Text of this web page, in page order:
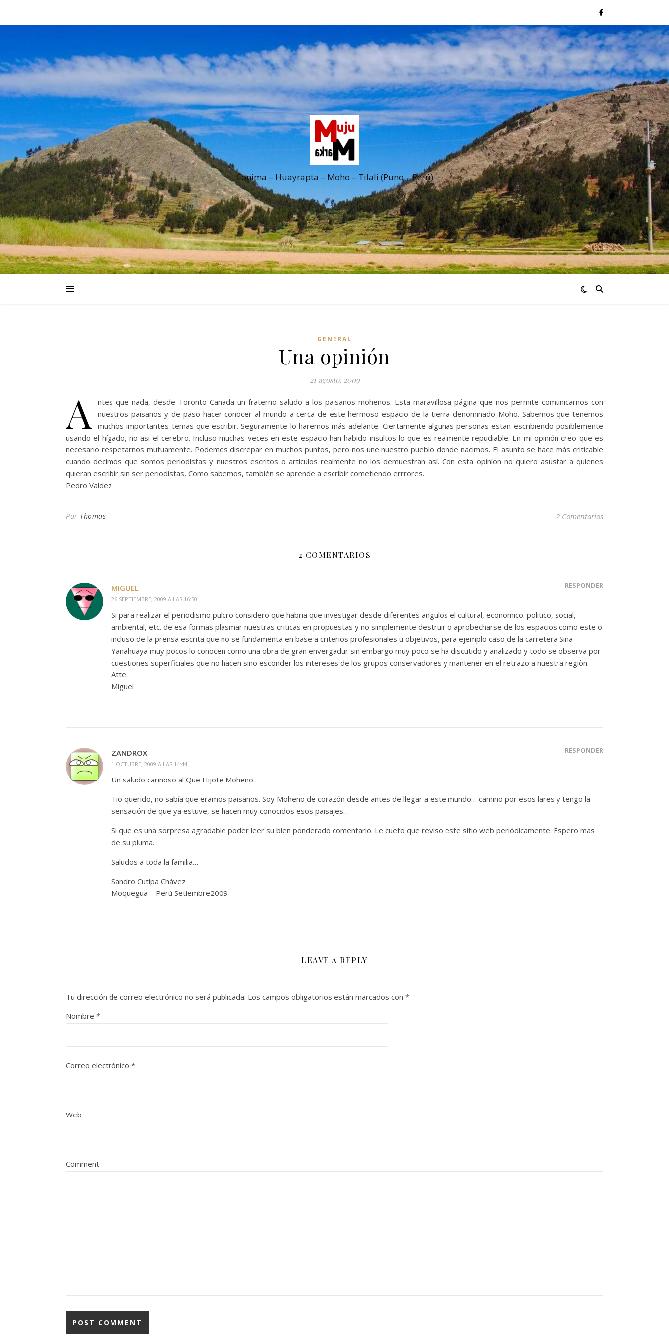
Conima – Huayrapta – Moho – Tilali (Puno – Perú)
GENERAL
Una opinión
21 agosto, 2009
A
ntes que nada, desde Toronto Canada un fraterno saludo a los paisanos moheños. Esta maravillosa página que nos permite comunicarnos con
nuestros paisanos y de paso hacer conocer al mundo a cerca de este hermoso espacio de la tierra denominado Moho. Sabemos que tenemos
muchos importantes temas que escribir. Seguramente lo haremos más adelante. Ciertamente algunas personas estan escribiendo posiblemente
usando el hígado, no asi el cerebro. Incluso muchas veces en este espacio han habido insultos lo que es realmente repudiable. En mi opinión creo que es
necesario respetarnos mutuamente. Podemos discrepar en muchos puntos, pero nos une nuestro pueblo donde nacimos. El asunto se hace más criticable
cuando decimos que somos periodistas y nuestros escritos o artículos realmente no los demuestran así. Con esta opiníon no quiero asustar a quienes
quieran escribir sin ser periodistas, Como sabemos, también se aprende a escribir cometiendo errrores.
Pedro Valdez
Por Thomas 2 Comentarios
2 COMENTARIOS
MIGUEL
26 SEPTIEMBRE, 2009 A LAS 16:50
RESPONDER
Si para realizar el periodismo pulcro considero que habria que investigar desde diferentes angulos el cultural, economico. politico, social,
ambiental, etc. de esa formas plasmar nuestras criticas en propuestas y no simplemente destruir o aprobecharse de los espacios como este o
incluso de la prensa escrita que no se fundamenta en base a criterios profesionales u objetivos, para ejemplo caso de la carretera Sina
Yanahuaya muy pocos lo conocen como una obra de gran envergadur sin embargo muy poco se ha discutido y analizado y todo se observa por
cuestiones superficiales que no hacen sino esconder los intereses de los grupos conservadores y mantener en el retrazo a nuestra regiòn.
Atte.
Miguel
ZANDROX
1 OCTUBRE, 2009 A LAS 14:44
RESPONDER
Un saludo cariñoso al Que Hijote Moheño…
Tio querido, no sabía que eramos paisanos. Soy Moheño de corazón desde antes de llegar a este mundo… camino por esos lares y tengo la
sensación de que ya estuve, se hacen muy conocidos esos paisajes…
Si que es una sorpresa agradable poder leer su bien ponderado comentario. Le cueto que reviso este sitio web periódicamente. Espero mas
de su pluma.
Saludos a toda la familia…
Sandro Cutipa Chávez
Moquegua – Perú Setiembre2009
LEAVE A REPLY
Tu dirección de correo electrónico no será publicada. Los campos obligatorios están marcados con *
Nombre *
Correo electrónico *
Web
Comment